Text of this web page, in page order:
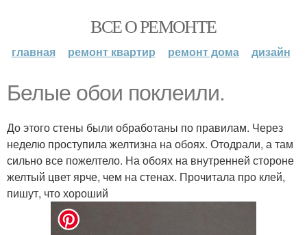
ВСЕ О РЕМОНТЕ
главная ремонт квартир ремонт дома дизайн
Белые обои поклеили.
До этого стены были обработаны по правилам. Через
неделю проступила желтизна на обоях. Отодрали, а там
сильно все пожелтело. На обоях на внутренней стороне
желтый цвет ярче, чем на стенах. Прочитала про клей,
пишут, что хороший